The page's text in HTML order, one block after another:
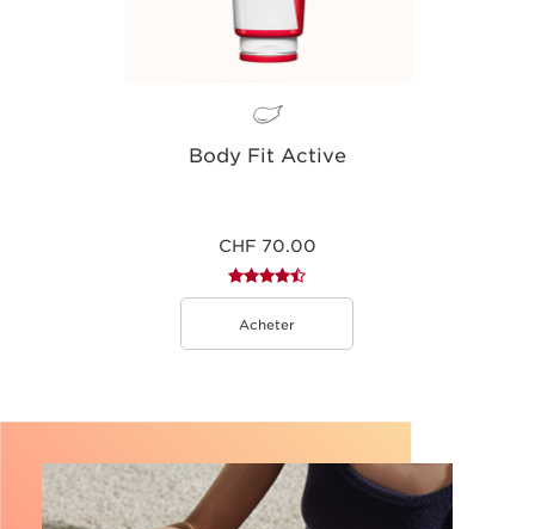
Body Fit Active
CHF 70.00
Acheter